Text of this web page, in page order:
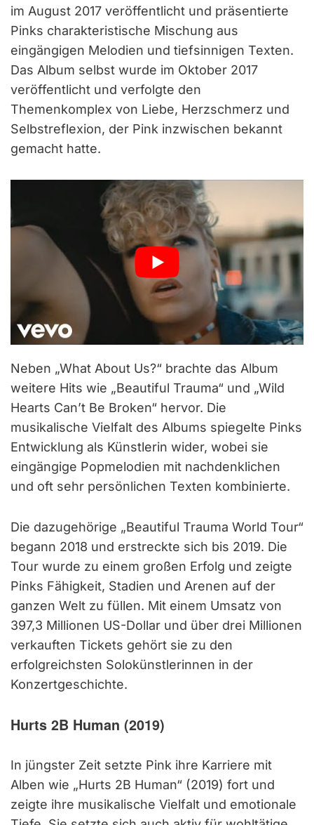
im August 2017 veröffentlicht und präsentierte
Pinks charakteristische Mischung aus
eingängigen Melodien und tiefsinnigen Texten.
Das Album selbst wurde im Oktober 2017
veröffentlicht und verfolgte den
Themenkomplex von Liebe, Herzschmerz und
Selbstreflexion, der Pink inzwischen bekannt
gemacht hatte.
Neben „What About Us?“ brachte das Album
weitere Hits wie „Beautiful Trauma“ und „Wild
Hearts Can’t Be Broken“ hervor. Die
musikalische Vielfalt des Albums spiegelte Pinks
Entwicklung als Künstlerin wider, wobei sie
eingängige Popmelodien mit nachdenklichen
und oft sehr persönlichen Texten kombinierte.
Die dazugehörige „Beautiful Trauma World Tour“
begann 2018 und erstreckte sich bis 2019. Die
Tour wurde zu einem großen Erfolg und zeigte
Pinks Fähigkeit, Stadien und Arenen auf der
ganzen Welt zu füllen. Mit einem Umsatz von
397,3 Millionen US-Dollar und über drei Millionen
verkauften Tickets gehört sie zu den
erfolgreichsten Solokünstlerinnen in der
Konzertgeschichte.
Hurts 2B Human (2019)
In jüngster Zeit setzte Pink ihre Karriere mit
Alben wie „Hurts 2B Human“ (2019) fort und
zeigte ihre musikalische Vielfalt und emotionale